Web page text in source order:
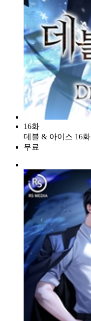
16화
데블 & 아이스 16화
무료